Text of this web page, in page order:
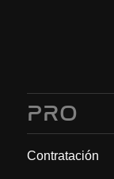
PRO
Contratación